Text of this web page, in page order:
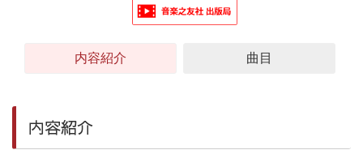
内容紹介 曲目
内容紹介